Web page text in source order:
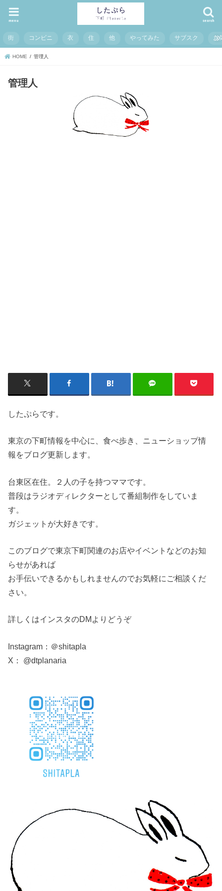
search
menu
街 コンビニ 衣 住 他 やってみた サブスク お
HOME 管理人
管理人
したぷらです。
東京の下町情報を中心に、食べ歩き、ニューショップ情
報をブログ更新します。
台東区在住。２人の子を持つママです。
普段はラジオディレクターとして番組制作をしていま
す。
ガジェットが大好きです。
このブログで東京下町関連のお店やイベントなどのお知
らせがあれば
お手伝いできるかもしれませんのでお気軽にご相談くだ
さい。
詳しくはインスタのDMよりどうぞ
Instagram：＠shitapla
X： @dtplanaria